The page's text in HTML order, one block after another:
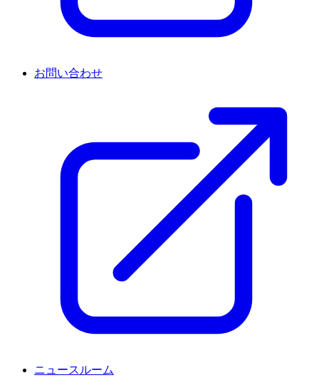
お問い合わせ
ニュースルーム